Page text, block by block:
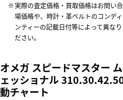
実際の査定価格・買取価格はお問い
場価格や、時計・革ベルトのコンデ
ンティーの記載日付等によって異な
ださい。
オメガ スピードマスター
ェッショナル
動チャート